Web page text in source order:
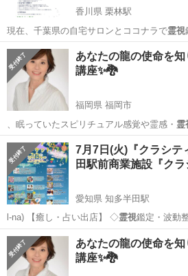
香川県 栗林駅
現在、千葉県の自宅サロンとココナラで霊視
カウンセリングを…
香川 高松市 栗林駅 その他 美
あなたの龍の使命を
講座✨🐉
福岡県 福岡市
、眠っていたスピリチュアル感覚や霊感・ 霊
使命に気付くこ…
福岡 福岡市 セミナー 会場
7月7日(火)『クラシテ
田駅前商業施設『ク
愛知県 知多半田駅
l-na) 【癒し・占い出店】 ◇霊視鑑定・波動
己佳…
愛知 半田市 知多半田駅 ワーク
あなたの龍の使命を
講座✨🐉